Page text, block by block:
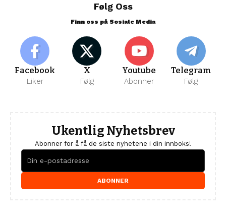
Følg Oss
Finn oss på Sosiale Media
Facebook
Liker
X
Følg
Youtube
Abonner
Telegram
Følg
Ukentlig Nyhetsbrev
Abonner for å få de siste nyhetene i din innboks!
ABONNER